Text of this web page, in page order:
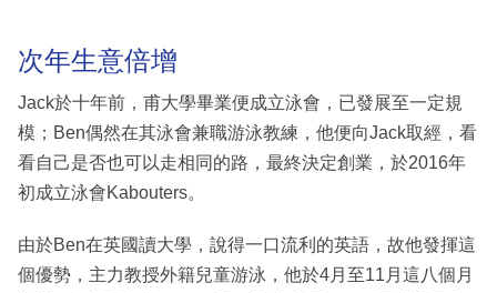
次年生意倍增
Jack於十年前，甫大學畢業便成立泳會，已發展至一定規
模；Ben偶然在其泳會兼職游泳教練，他便向Jack取經，看
看自己是否也可以走相同的路，最終決定創業，於2016年
初成立泳會Kabouters。
由於Ben在英國讀大學，說得一口流利的英語，故他發揮這
個優勢，主力教授外籍兒童游泳，他於4月至11月這八個月